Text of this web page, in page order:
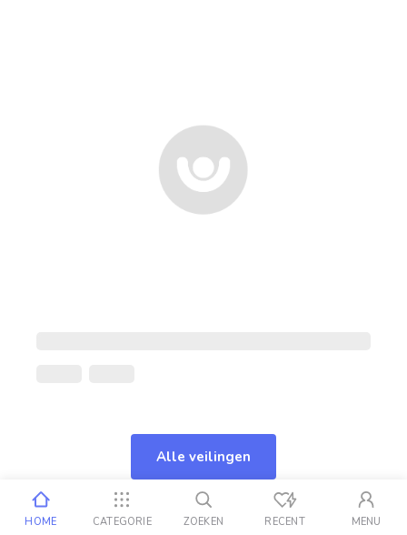
Alle veilingen
HOME CATEGORIE ZOEKEN RECENT MENU